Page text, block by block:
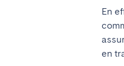
En
en